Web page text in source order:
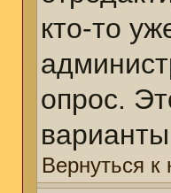
кто-то
опрос.
Вернуться к